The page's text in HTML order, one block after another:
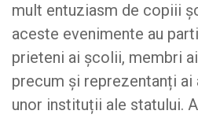
mult entuziasm de copiii
aceste evenimente au
prieteni ai școlii, membri
precum și reprezentanți
unor instituții ale statului.